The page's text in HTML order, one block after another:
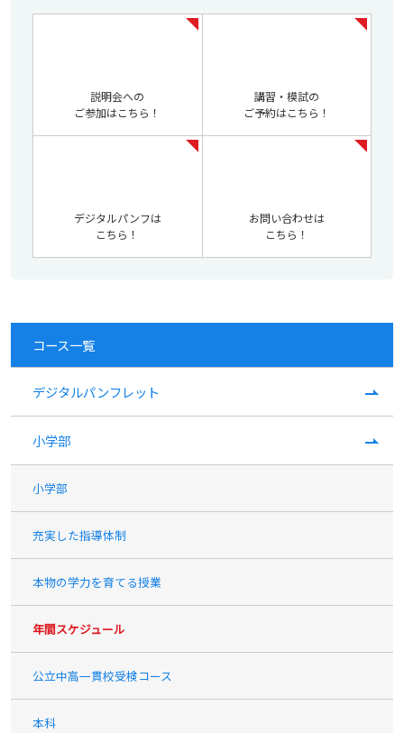
説明会への
ご参加はこちら！
講習・模試の
ご予約はこちら！
デジタルパンフは
こちら！
お問い合わせは
こちら！
コース一覧
デジタルパンフレット
小学部
小学部
充実した指導体制
本物の学力を育てる授業
年間スケジュール
公立中高一貫校受検コース
本科